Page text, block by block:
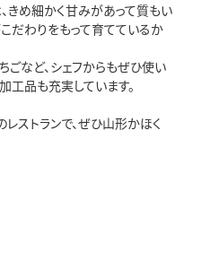
きめ細かく甘みがあって質もい
だわりをもって育てているか
ごなど、シェフからもぜひ使い
工品も充実しています。
ストランで、ぜひ山形かほく